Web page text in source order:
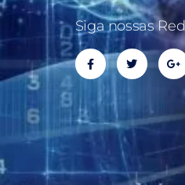
Siga nossas